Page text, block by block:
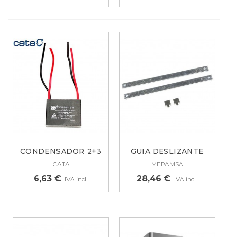
CONDENSADOR 2+3
MF PARA CAMPANA...
CATA
6,63 € IVA incl.
GUIA DESLIZANTE
CAMPANA...
MEPAMSA
28,46 € IVA incl.